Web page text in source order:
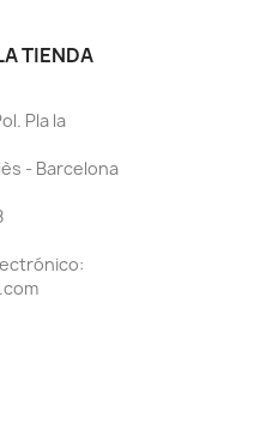
TIENDA
Pla la
- Barcelona